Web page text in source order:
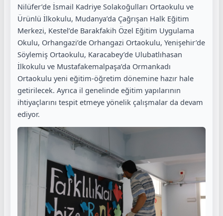
Nilüfer’de İsmail Kadriye Solakoğulları Ortaokulu ve
Ürünlü İlkokulu, Mudanya’da Çağrışan Halk Eğitim
Merkezi, Kestel’de Barakfakih Özel Eğitim Uygulama
Okulu, Orhangazi’de Orhangazi Ortaokulu, Yenişehir’de
Söylemiş Ortaokulu, Karacabey’de Ulubatlıhasan
İlkokulu ve Mustafakemalpaşa’da Ormankadı
Ortaokulu yeni eğitim-öğretim dönemine hazır hale
getirilecek. Ayrıca il genelinde eğitim yapılarının
ihtiyaçlarını tespit etmeye yönelik çalışmalar da devam
ediyor.